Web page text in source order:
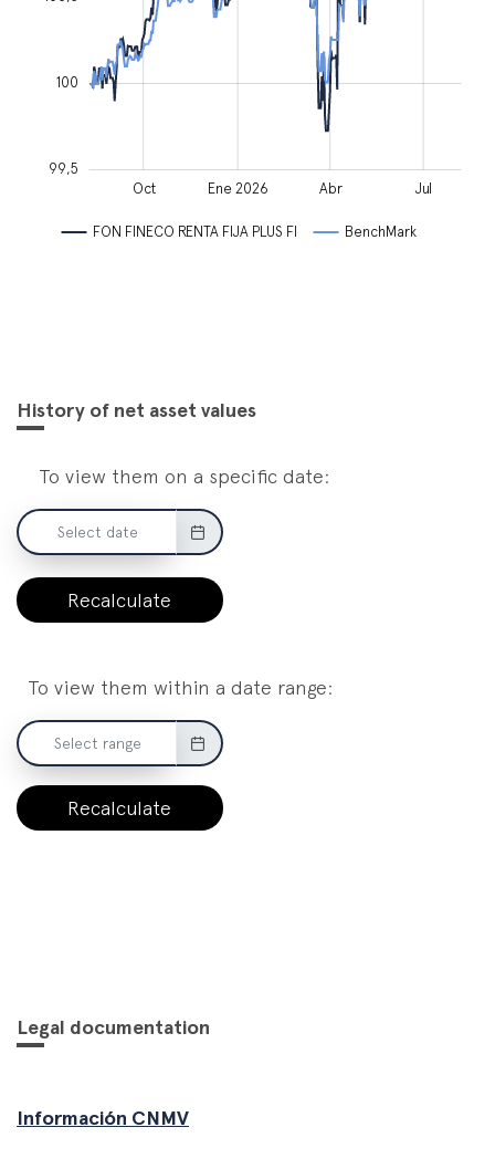
99,5
100
Oct Jul
Ene 2026 Abr
FON FINECO RENTA FIJA PLUS FI BenchMark
History of net asset values
To view them on a specific date:
Recalculate
To view them within a date range:
Recalculate
Legal documentation
Información CNMV